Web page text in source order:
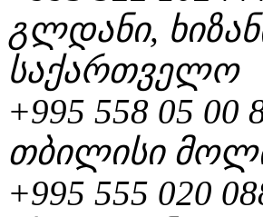
გლდანი,
საქართველო
+995 558 05 00
თბილისი
+995 555 020